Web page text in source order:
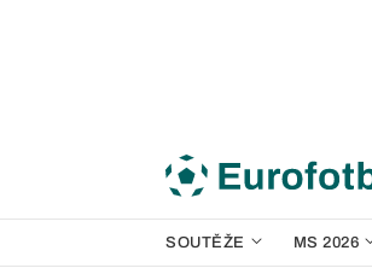
SOUTĚŽE MS 2026